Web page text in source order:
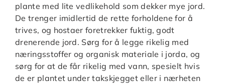
plante med lite vedlikehold som dekker mye jord.
De trenger imidlertid de rette forholdene for å
trives, og hostaer foretrekker fuktig, godt
drenerende jord. Sørg for å legge rikelig med
næringsstoffer og organisk materiale i jorda, og
sørg for at de får rikelig med vann, spesielt hvis
de er plantet under takskjegget eller i nærheten